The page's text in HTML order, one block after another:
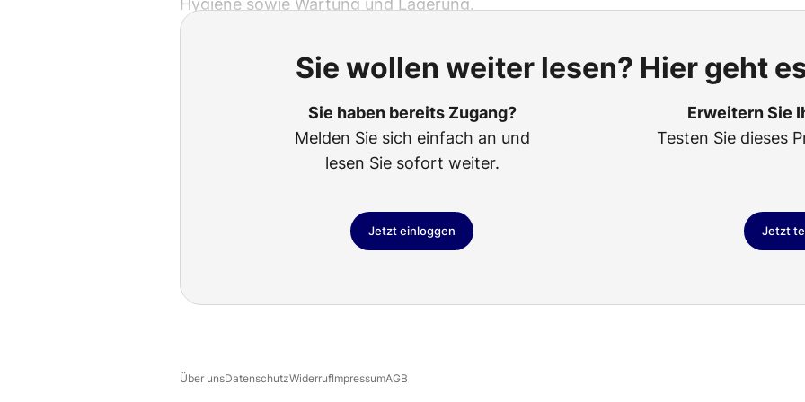
Hygiene sowie Wartung und Lagerung.
Sie wollen weiter lesen? Hier geht
Sie haben bereits Zugang?
Melden Sie sich einfach an und
lesen Sie sofort weiter.
Erweitern Sie
Testen Sie dieses
Jetzt einloggen Jetzt
Über unsDatenschutzWiderrufImpressumAGB